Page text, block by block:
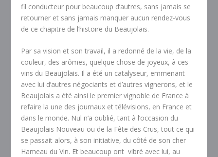
fil conducteur pour beaucoup d’autres, sans jamais se
retourner et sans jamais manquer aucun rendez-vous
de ce chapitre de l’histoire du Beaujolais.
Par sa vision et son travail, il a redonné de la vie, de la
couleur, des arômes, quelque chose de joyeux, à ces
vins du Beaujolais. Il a été un catalyseur, emmenant
avec lui d’autres négociants et d’autres vignerons, et le
Beaujolais a été ainsi le premier vignoble de France à
refaire la une des journaux et télévisions, en France et
dans le monde. Nul n’a oublié, tant à l’occasion du
Beaujolais Nouveau ou de la Fête des Crus, tout ce qui
se passait alors, à son initiative, du côté de son cher
Hameau du Vin. Et beaucoup ont vibré avec lui, au